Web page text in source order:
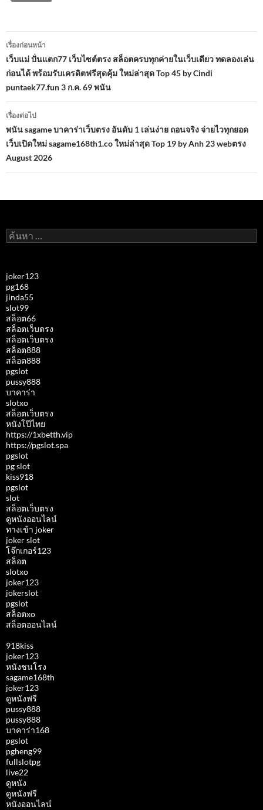
เมนู
นำทาง
เรื่อง
เรื่องก่อนหน้า
เว็บแม่ ปั่นแตก77 เว็บไซต์ตรง สล็อตครบทุกค่ายในเว็บเดียว ทดลองเล่น
ก่อนได้ พร้อมรับเครดิตฟรีสุดคุ้ม ใหม่ล่าสุด Top 45 by Cindi
puntaek77.fun 3 ก.ค. 69 พนัน
เรื่องต่อไป
พนัน sagame บาคาร่าเว็บตรง อันดับ 1 เล่นง่าย ถอนจริง จ่ายไวทุกยอด
เว็บเปิดใหม่ sagame168th1.co ใหม่ล่าสุด Top 19 by Anh 23 webตรง
August 2026
ค้นหา
สำหรับ:
joker123
pg168
jinda55
slot99
สล็อต66
สล็อตเว็บตรง
สล็อตเว็บตรง
สล็อต888
สล็อต888
pgslot
pussy888
บาคาร่า
slotxo
สล็อตเว็บตรง
หนังโป๊ไทย
https://1xbetth.vip
https://pgslot.spa
pgslot
pg slot
kiss918
pgslot
slot
สล็อตเว็บตรง
ดูหนังออนไลน์
ทางเข้า joker
joker slot
โจ๊กเกอร์123
สล็อต
slotxo
joker123
jokerslot
pgslot
สล็อตxo
สล็อตออนไลน์
918kiss
joker123
หนังชนโรง
sagame168th
joker123
ดูหนังฟรี
pussy888
pussy888
บาคาร่า168
pgslot
pgheng99
fullslotpg
live22
ดูหนัง
ดูหนังฟรี
หนังออนไลน์